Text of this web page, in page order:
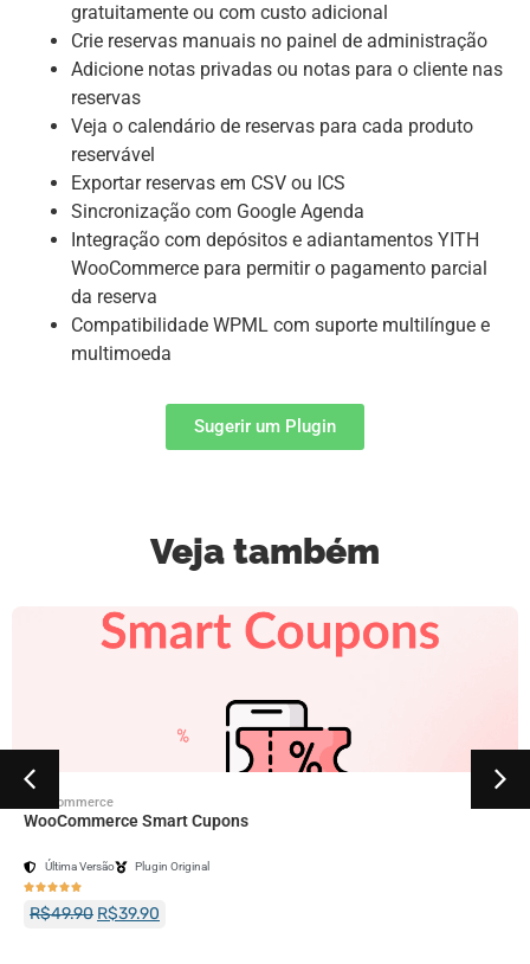
gratuitamente ou com custo adicional
Crie reservas manuais no painel de administração
Adicione notas privadas ou notas para o cliente nas
reservas
Veja o calendário de reservas para cada produto
reservável
Exportar reservas em CSV ou ICS
Sincronização com Google Agenda
Integração com depósitos e adiantamentos YITH
WooCommerce para permitir o pagamento parcial
da reserva
Compatibilidade WPML com suporte multilíngue e
multimoeda
Sugerir um Plugin
Veja também
Woocommerce
WooCommerce Smart Cupons
Última Versão Plugin Original

R$49.90 R$39.90